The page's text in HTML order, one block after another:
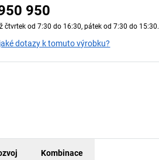
950
čtvrtek od 7:30 do 16:30, pátek od 7:30 do 15:30.
dotazy k tomuto výrobku?
Kombinace